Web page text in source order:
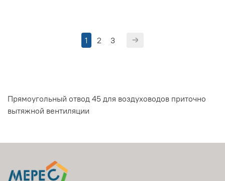
1 2 3
Прямоугольный отвод 45 для воздуховодов приточно
вытяжной вентиляции